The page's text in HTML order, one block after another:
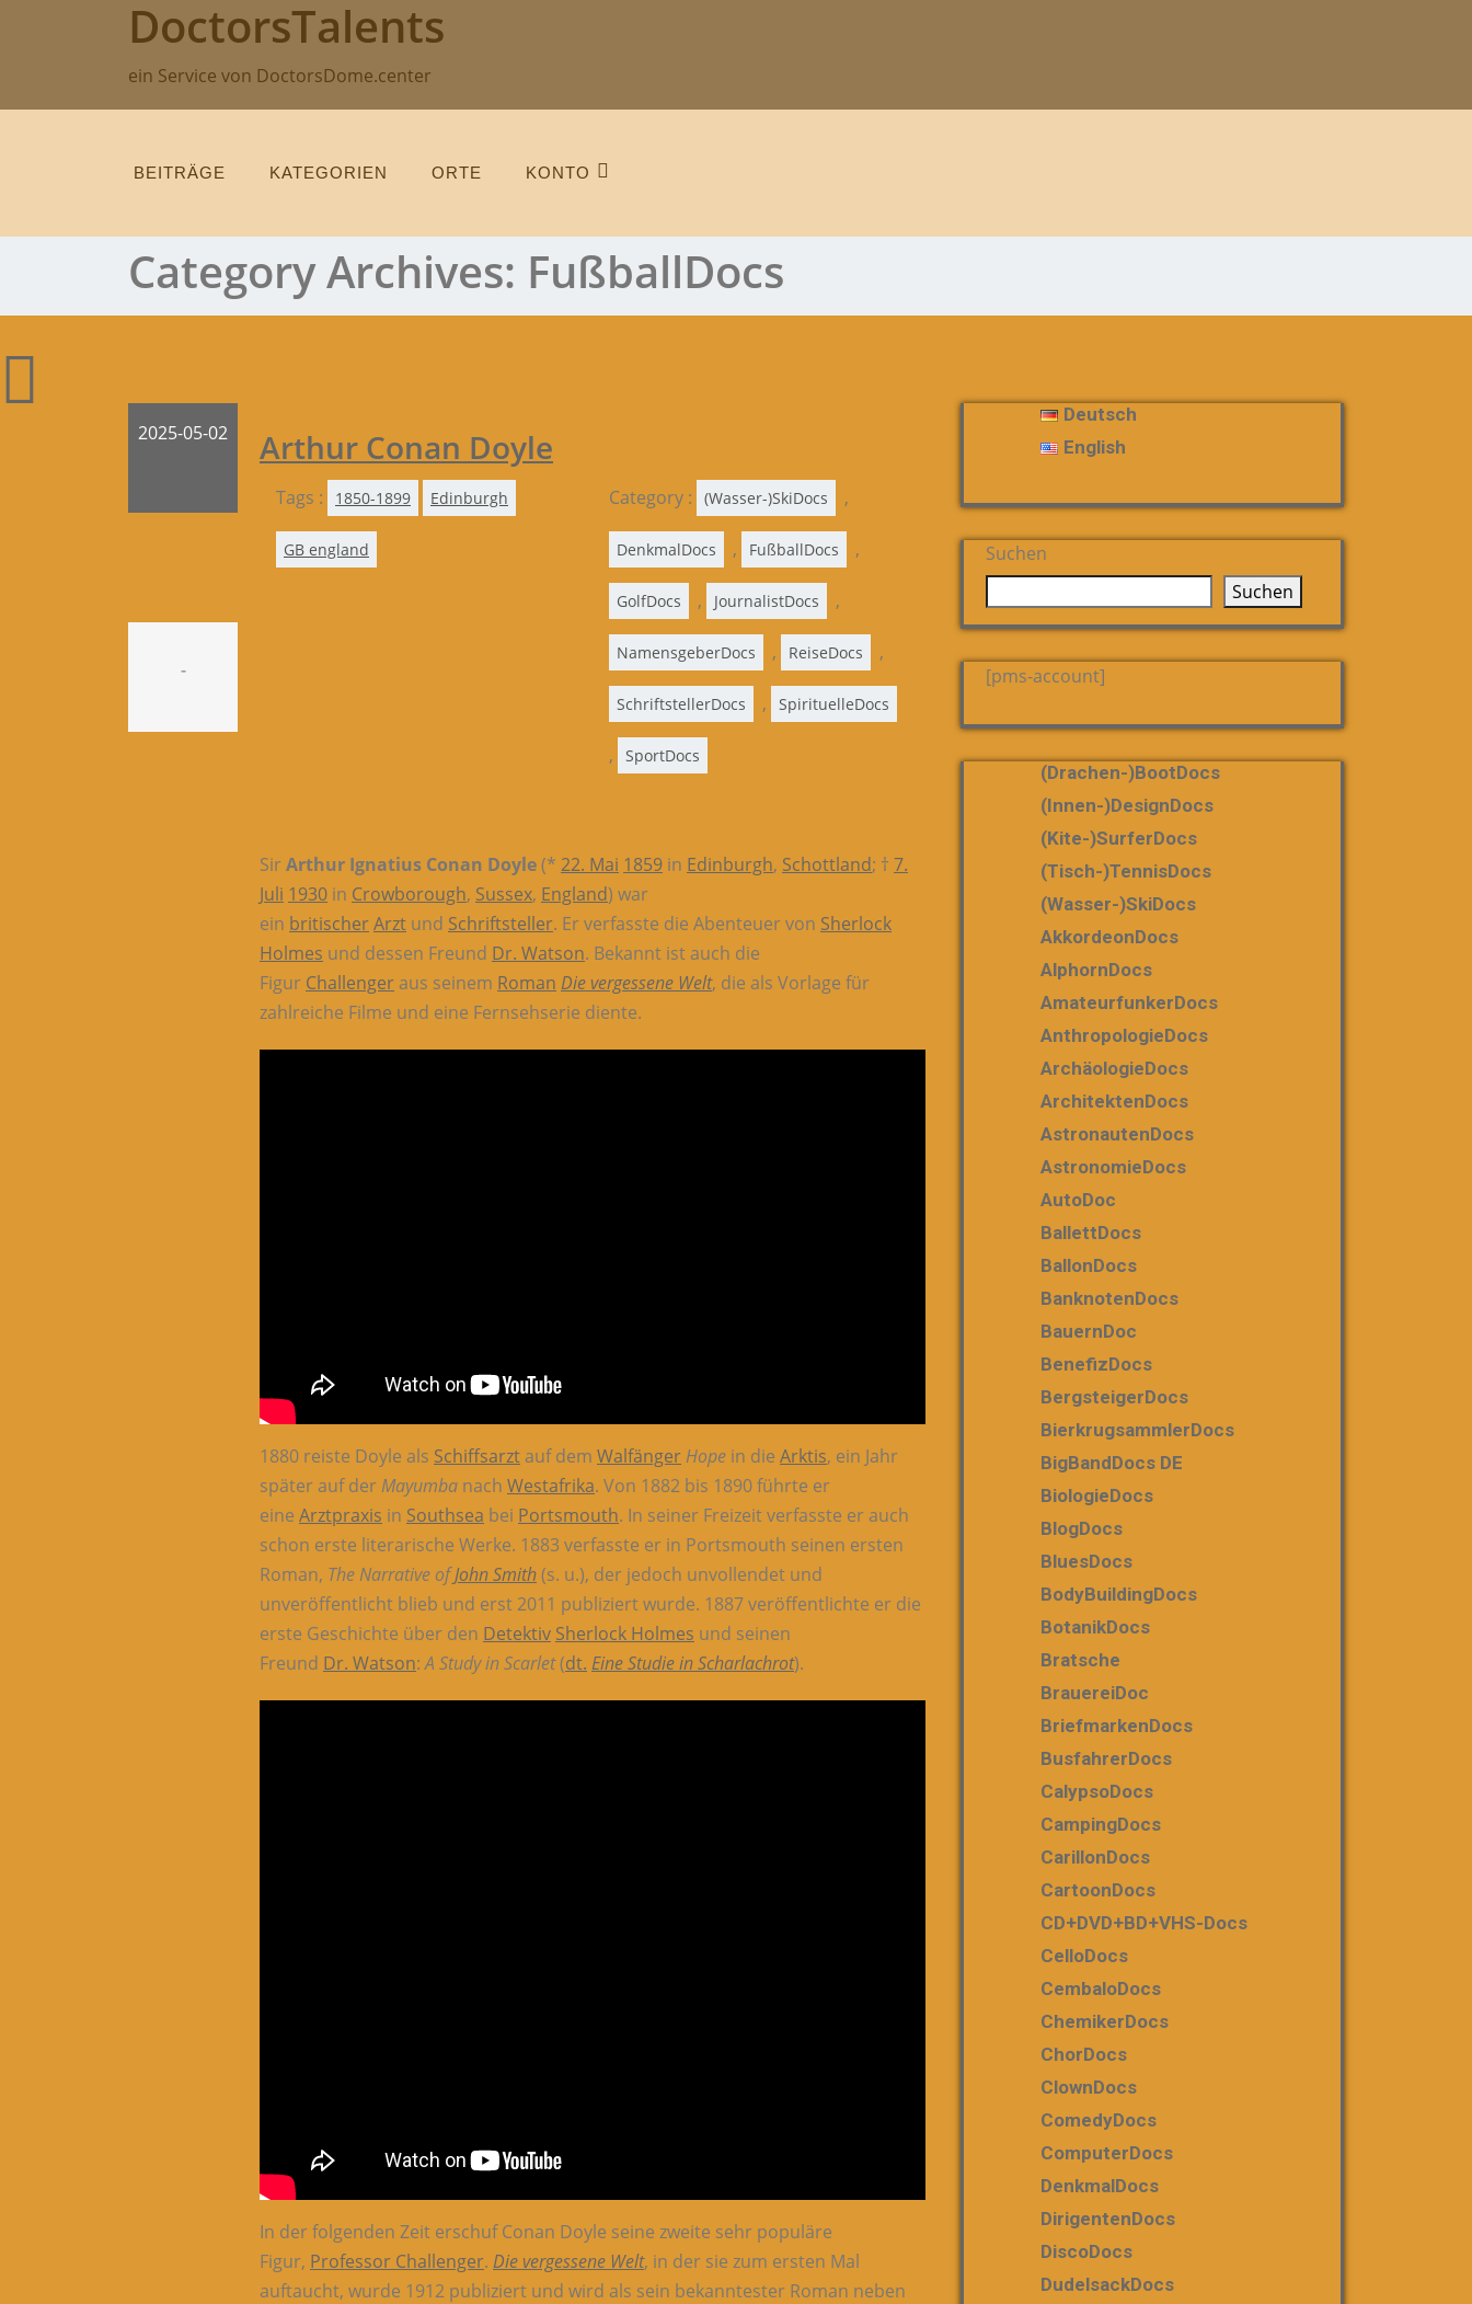
DoctorsTalents
ein Service von DoctorsDome.center
BEITRÄGE KATEGORIEN ORTE KONTO
Category Archives: FußballDocs
2025-05-02
-
Arthur Conan Doyle
Tags : 1850-1899 Edinburgh
GB england
Category : (Wasser-)SkiDocs ,
DenkmalDocs , FußballDocs ,
GolfDocs , JournalistDocs ,
NamensgeberDocs , ReiseDocs ,
SchriftstellerDocs , SpirituelleDocs
, SportDocs
SirArthur Ignatius Conan Doyle(* 22. Mai 1859 in Edinburgh, Schottland; † 7.
Juli 1930 in Crowborough, Sussex, England) war
ein britischerArzt und Schriftsteller. Er verfasste die Abenteuer von Sherlock
Holmes und dessen Freund Dr. Watson. Bekannt ist auch die
Figur Challengeraus seinem Roman Die vergessene Welt, die als Vorlage für
zahlreiche Filme und eine Fernsehserie diente.
1880 reiste Doyle als Schiffsarztauf dem WalfängerHope in die Arktis, ein Jahr
später auf derMayumba nach Westafrika. Von 1882 bis 1890 führte er
eine Arztpraxis in Southsea bei Portsmouth. In seiner Freizeit verfasste er auch
schon erste literarische Werke. 1883 verfasste er in Portsmouth seinen ersten
Roman, The Narrative ofJohn Smith(s. u.), der jedoch unvollendet und
unveröffentlicht blieb und erst 2011 publiziert wurde. 1887 veröffentlichte er die
erste Geschichte über den Detektiv Sherlock Holmes und seinen
Freund Dr. Watson:A Study in Scarlet(dt. Eine Studie in Scharlachrot).
In der folgenden Zeit erschuf Conan Doyle seine zweite sehr populäre
Figur, Professor Challenger. Die vergessene Welt, in der sie zum ersten Mal
auftaucht, wurde 1912 publiziert und wird als sein bekanntester Roman neben
Deutsch
English
Suchen
Suchen
[pms-account]
(Drachen-)bootDocs
(Innen-)DesignDocs
(Kite-)SurferDocs
(Tisch-)TennisDocs
(Wasser-)SkiDocs
AkkordeonDocs
AlphornDocs
AmateurfunkerDocs
AnthropologieDocs
ArchäologieDocs
ArchitektenDocs
AstronautenDocs
AstronomieDocs
AutoDoc
BallettDocs
BallonDocs
BanknotenDocs
BauernDoc
BenefizDocs
BergsteigerDocs
BierkrugsammlerDocs
BigBandDocs DE
BiologieDocs
BlogDocs
BluesDocs
BodyBuildingDocs
BotanikDocs
Bratsche
BrauereiDoc
BriefmarkenDocs
BusfahrerDocs
CalypsoDocs
CampingDocs
CarillonDocs
CartoonDocs
CD+DVD+BD+VHS-Docs
CelloDocs
CembaloDocs
ChemikerDocs
ChorDocs
ClownDocs
ComedyDocs
ComputerDocs
DenkmalDocs
DirigentenDocs
DiscoDocs
DudelsackDocs